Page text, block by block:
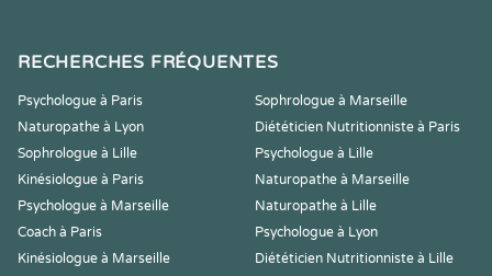
RECHERCHES FRÉQUENTES
Psychologue à Paris
Sophrologue à Marseille
Naturopathe à Lyon
Diététicien Nutritionniste à Paris
Sophrologue à Lille
Psychologue à Lille
Kinésiologue à Paris
Naturopathe à Marseille
Psychologue à Marseille
Naturopathe à Lille
Coach à Paris
Psychologue à Lyon
Kinésiologue à Marseille
Diététicien Nutritionniste à Lille